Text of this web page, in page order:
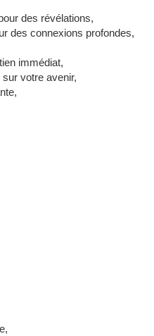
des révélations,
des connexions profondes,
immédiat,
votre avenir,